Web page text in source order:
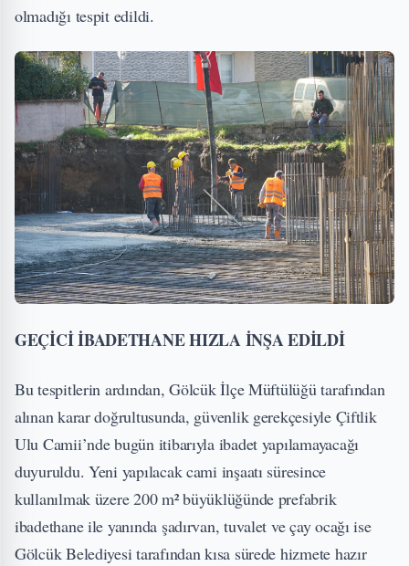
olmadığı tespit edildi.
GEÇİCİ İBADETHANE HIZLA İNŞA EDİLDİ
Bu tespitlerin ardından, Gölcük İlçe Müftülüğü tarafından
alınan karar doğrultusunda, güvenlik gerekçesiyle Çiftlik
Ulu Camii’nde bugün itibarıyla ibadet yapılamayacağı
duyuruldu. Yeni yapılacak cami inşaatı süresince
kullanılmak üzere 200 m² büyüklüğünde prefabrik
ibadethane ile yanında şadırvan, tuvalet ve çay ocağı ise
Gölcük Belediyesi tarafından kısa sürede hizmete hazır